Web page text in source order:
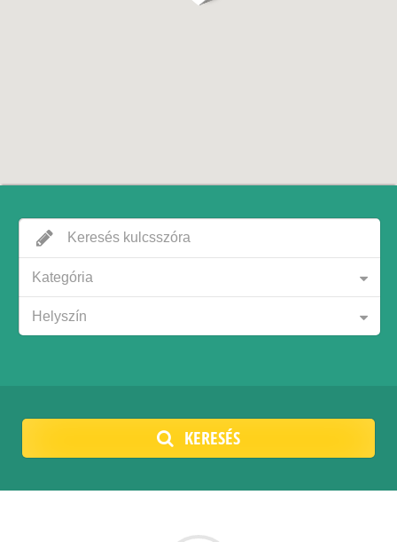
Kategória
Helyszín
KERESÉS